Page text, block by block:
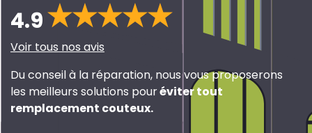
4.9
Voir tous nos avis
Du conseil à la réparation, nous vous proposerons
les meilleurs solutions pouréviter tout
remplacement couteux.